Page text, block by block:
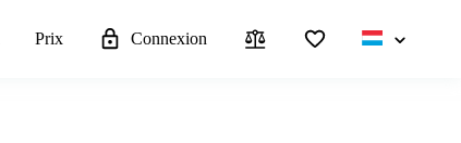
Prix Connexion